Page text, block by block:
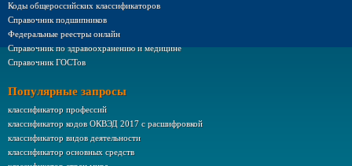
Коды общероссийских классификаторов
Справочник подшипников
Федеральные реестры онлайн
Справочник по здравоохранению и медицине
Справочник ГОСТов
Популярные запросы
классификатор профессий
классификатор кодов ОКВЭД 2017 с расшифровкой
классификатор видов деятельности
классификатор основных средств